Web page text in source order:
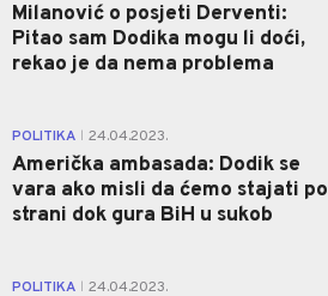
Milanović o posjeti Derventi:
Pitao sam Dodika mogu li doći,
rekao je da nema problema
POLITIKA 24.04.2023.
Američka ambasada: Dodik se
vara ako misli da ćemo stajati po
strani dok gura BiH u sukob
POLITIKA 24.04.2023.